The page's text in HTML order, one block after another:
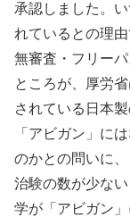
承認しました。
れているとの理
無審査・フリーパ
ところが、厚労
されている日本
「アビガン」に
のかとの問いに、
治験の数が少な
学が「アビガン」